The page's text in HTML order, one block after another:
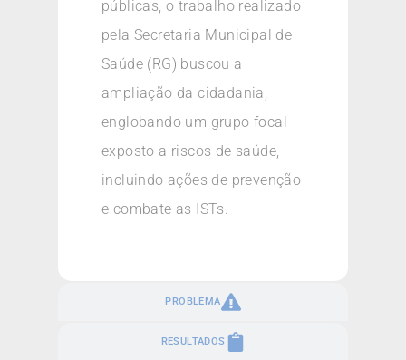
PROBLEMA
RESULTADOS
públicas, o trabalho realizado
pela Secretaria Municipal de
Saúde (RG) buscou a
ampliação da cidadania,
englobando um grupo focal
exposto a riscos de saúde,
incluindo ações de prevenção
e combate as ISTs.